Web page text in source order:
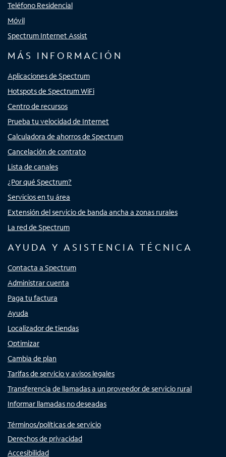
Teléfono Residencial
Móvil
Spectrum Internet Assist
MÁS INFORMACIÓN
Aplicaciones de Spectrum
Hotspots de Spectrum WiFi
Centro de recursos
Prueba tu velocidad de Internet
Calculadora de ahorros de Spectrum
Cancelación de contrato
Lista de canales
¿Por qué Spectrum?
Servicios en tu área
Extensión del servicio de banda ancha a zonas rurales
La red de Spectrum
AYUDA Y ASISTENCIA TÉCNICA
Contacta a Spectrum
Administrar cuenta
Paga tu factura
Ayuda
Localizador de tiendas
Optimizar
Cambia de plan
Tarifas de servicio y avisos legales
Transferencia de llamadas a un proveedor de servicio rural
Informar llamadas no deseadas
Términos/políticas de servicio
Derechos de privacidad
Accesibilidad